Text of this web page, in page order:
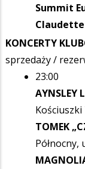
Summit
KONCERTY
sprzedaży /
23:00
AYNSLEY
Kościuszki
TOMEK
Północny,